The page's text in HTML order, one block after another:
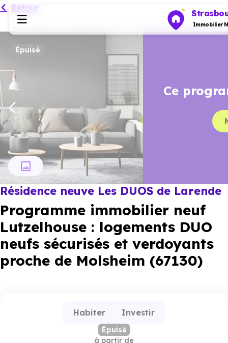
Immobilier
Investir
Actualités
Ressources
Financer
Retour
Épuisé
Ce programme vous intéresse
Nous contacter
Résidence neuve Les DUOS de Larende
Programme immobilier neuf
Lutzelhouse : logements DUO
neufs sécurisés et verdoyants
proche de Molsheim (67130)
Habiter Investir
Épuisé
à partir de